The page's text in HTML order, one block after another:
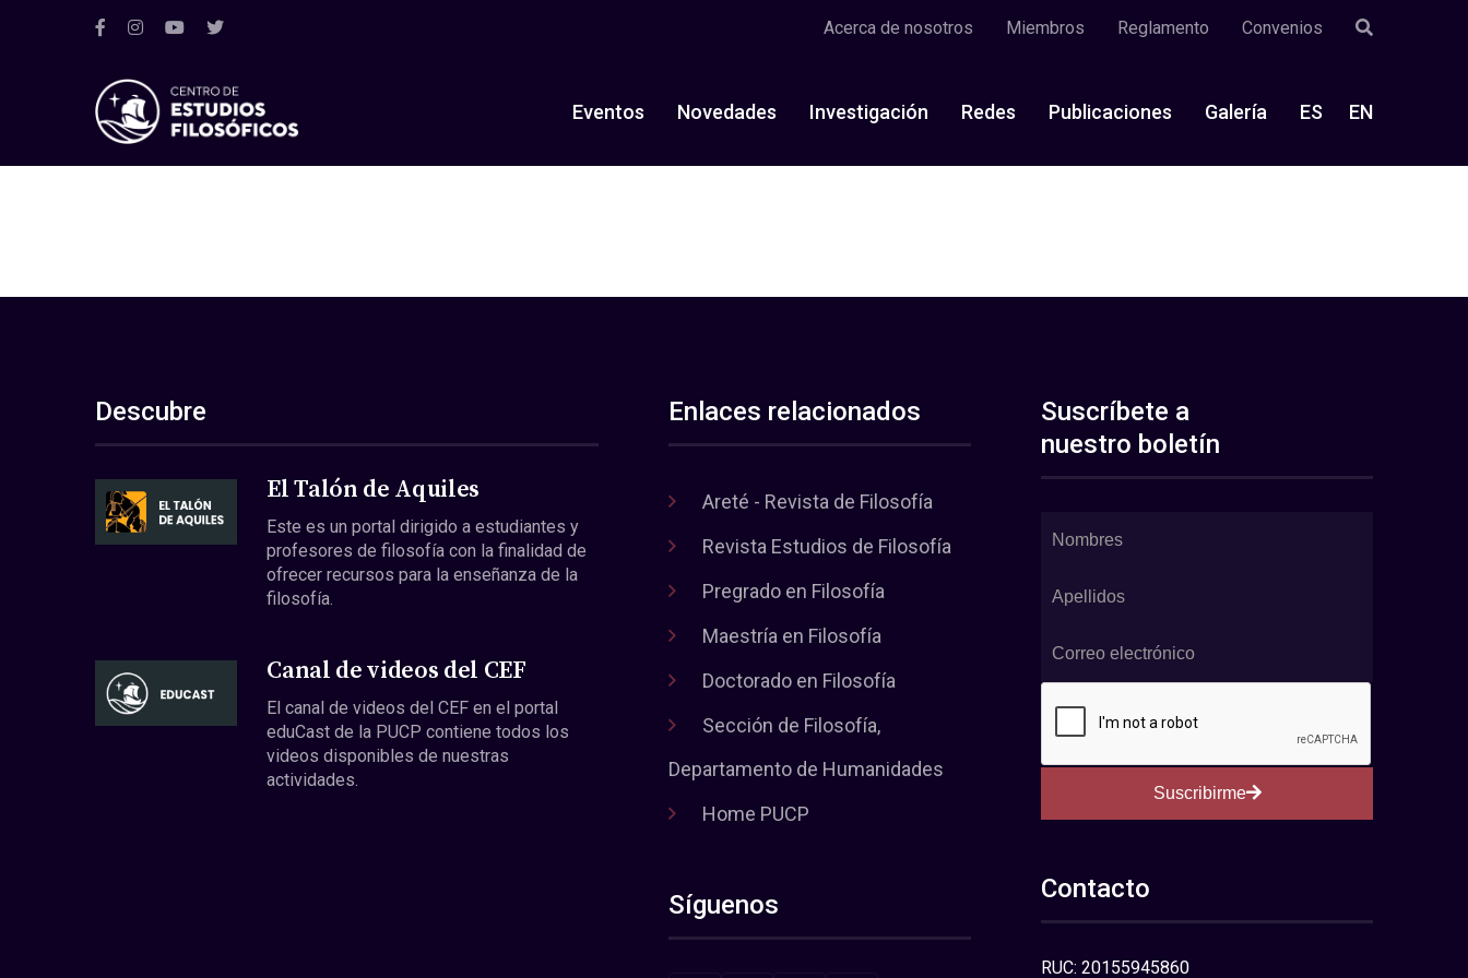
Acerca de nosotros Miembros Reglamento Convenios
Eventos Novedades Investigación Redes Publicaciones Galería ES EN
Descubre
El Talón de Aquiles
Este es un portal dirigido a estudiantes y
profesores de filosofía con la finalidad de
ofrecer recursos para la enseñanza de la
filosofía.
Canal de videos del CEF
El canal de videos del CEF en el portal
eduCast de la PUCP contiene todos los
videos disponibles de nuestras
actividades.
Enlaces relacionados
Areté - Revista de Filosofía
Revista Estudios de Filosofía
Pregrado en Filosofía
Maestría en Filosofía
Doctorado en Filosofía
Sección de Filosofía,
Departamento de Humanidades
Home PUCP
Síguenos
Suscríbete a
nuestro boletín
Suscribirme
Contacto
RUC: 20155945860